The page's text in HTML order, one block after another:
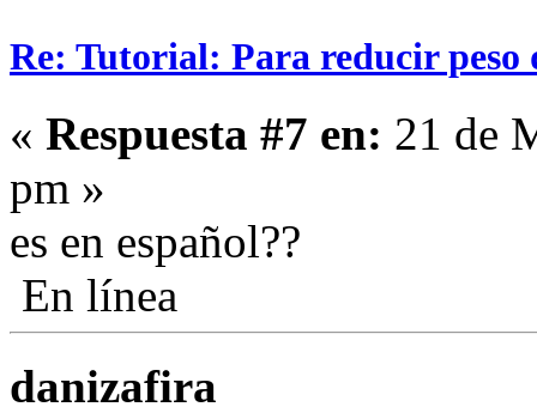
Re: Tutorial: Para reducir peso
« Respuesta #7 en: 21 de
pm »
es en español??
En línea
danizafira